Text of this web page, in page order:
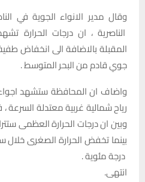
وقال مدير الانواء الجوية في
الناصرية ، ان درجات الحرارة
المقبلة بالاضافة الى انخفاض
جوي قادم من البحر المتوسط .
واضاف ان المحافظة ستشهد اجواء
رياح شمالية غربية معتدلة السرعة
درجة مئوية .
انتهى.